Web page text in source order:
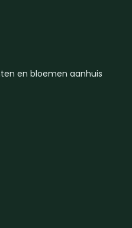
en bloemen aanhuis